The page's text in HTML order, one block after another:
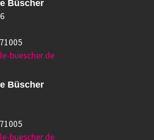
Büscher
buescher.de
Büscher
buescher.de